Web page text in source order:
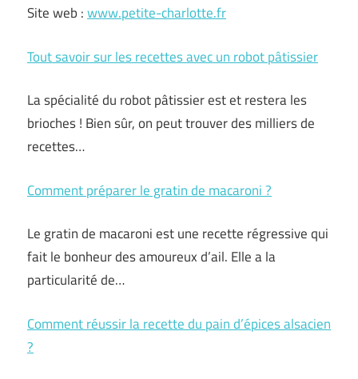
Site web :www.petite-charlotte.fr
Tout savoir sur les recettes avec un robot pâtissier
La spécialité du robot pâtissier est et restera les
brioches ! Bien sûr, on peut trouver des milliers de
recettes…
Comment préparer le gratin de macaroni ?
Le gratin de macaroni est une recette régressive qui
fait le bonheur des amoureux d’ail. Elle a la
particularité de…
Comment réussir la recette du pain d’épices alsacien
?